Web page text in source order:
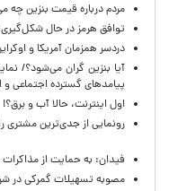
مردم درباره قیمت بنزین
توافق هرمز در حال
دردسر همزمان آمریکا و
آیا بنزین گران می‌شود؟/
پیامدهای گسترده اجتماعی
اول اینترنت، حالا آب و برق؟!
رونمایی از جدی‌ترین مشتری
فیدان: به حمایت از مذاکرات
مصوبه تسهیلات گمرکی در